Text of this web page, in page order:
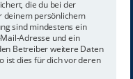
die du bei der
deinem persönlichem
sind mindestens ein
Adresse und ein
Betreiber weitere Daten
ist dies für dich vor deren